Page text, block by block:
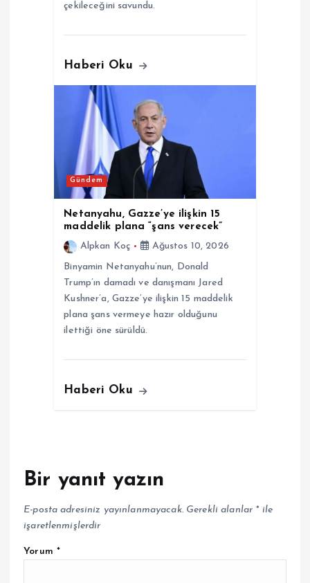
çekileceğini savundu.
Haberi Oku
Gündem
Netanyahu, Gazze’ye ilişkin 15
maddelik plana “şans verecek”
Alpkan Koç
Ağustos 10, 2026
Binyamin Netanyahu’nun, Donald
Trump’ın damadı ve danışmanı Jared
Kushner’a, Gazze’ye ilişkin 15 maddelik
plana şans vermeye hazır olduğunu
ilettiği öne sürüldü.
Haberi Oku
Bir yanıt yazın
E-posta adresiniz yayınlanmayacak. Gerekli alanlar *ile
işaretlenmişlerdir
Yorum *